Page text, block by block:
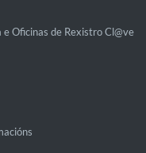
e Oficinas de Rexistro Cl@ve